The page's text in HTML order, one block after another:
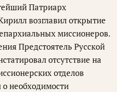
Патриарх
возглавил открытие
миссионеров.
Предстоятель Русской
отсутствие на
отделов
необходимости